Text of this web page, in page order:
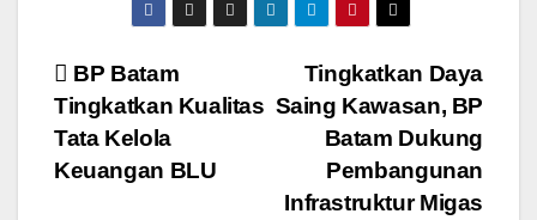
Navigasi
pos
Tingkatkan Daya
Saing Kawasan, BP
Batam Dukung
Pembangunan
Infrastruktur Migas
BP Batam
Tingkatkan Kualitas
Tata Kelola
Keuangan BLU